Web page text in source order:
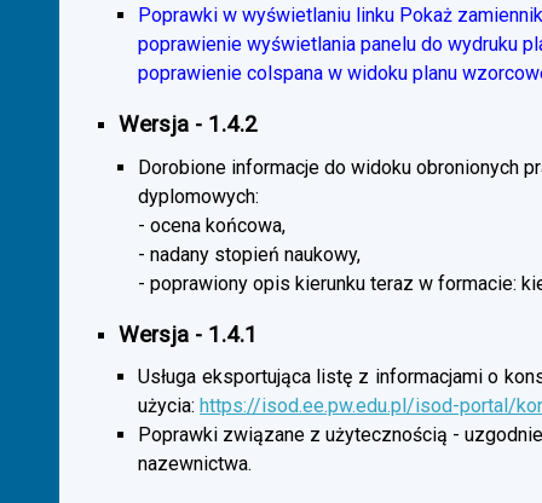
Poprawki w wyświetlaniu linku Pokaż
poprawienie wyświetlania panelu do wydruku
poprawienie colspana w widoku planu
Wersja - 1.4.2
Dorobione informacje do widoku obronionych
dyplomowych:
- ocena końcowa,
- nadany stopień naukowy,
- poprawiony opis kierunku teraz w formacie:
Wersja - 1.4.1
Usługa eksportująca listę z informacjami o
użycia: https://isod.ee.pw.edu.pl/isod-portal/
Poprawki związane z użytecznością -
nazewnictwa.